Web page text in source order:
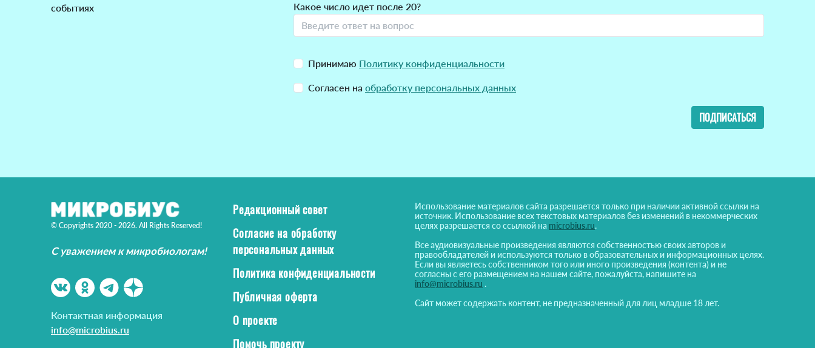
событиях
Какое число идет после 20?
Принимаю Политику конфиденциальности
Согласен на обработку персональных данных
ПОДПИСАТЬСЯ
© Copyrights 2020 - 2026. All Rights Reserved!
С уважением к микробиологам!
Контактная информация
info@microbius.ru
Редакционный совет
Согласие на обработку
персональных данных
Политика конфиденциальности
Публичная оферта
О проекте
Помочь проекту
Использование материалов сайта разрешается только при наличии активной ссылки на
источник. Использование всех текстовых материалов без изменений в некоммерческих
целях разрешается со ссылкой на microbius.ru.
Все аудиовизуальные произведения являются собственностью своих авторов и
правообладателей и используются только в образовательных и информационных целях.
Если вы являетесь собственником того или иного произведения (контента) и не
согласны с его размещением на нашем сайте, пожалуйста, напишите на
info@microbius.ru .
Сайт может содержать контент, не предназначенный для лиц младше 18 лет.